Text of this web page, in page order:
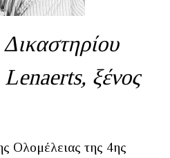
ξένος
Ολομέλειας της 4ης